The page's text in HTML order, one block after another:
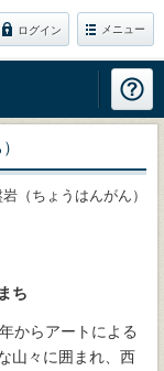
ログイン メニュー
なぎ美術館モノレール
ち
からアートによる
山々に囲まれ、西